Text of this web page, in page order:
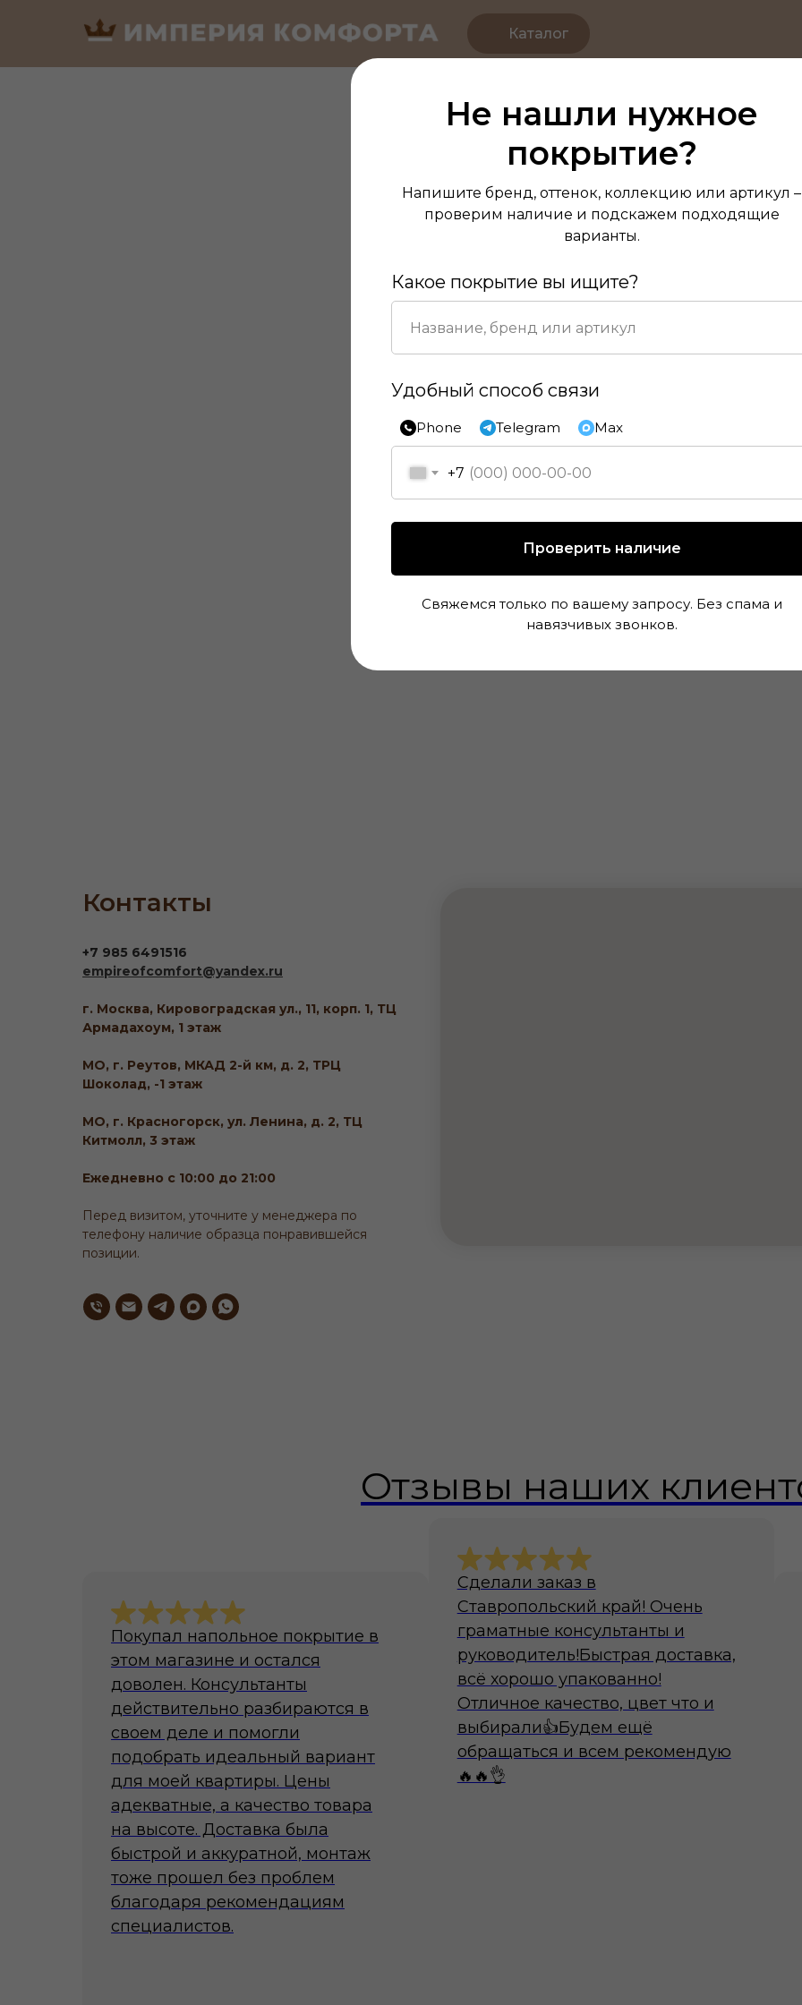
Каталог
Паркет Елка
Не нашли нужное
покрытие?
Напишите бренд, оттенок, коллекцию или артикул –
проверим наличие и подскажем подходящие
варианты.
Какое покрытие вы ищите?
Удобный способ связи
Phone Telegram Max
+7
Проверить наличие
Свяжемся только по вашему запросу. Без спама и
навязчивых звонков.
Контакты
+7 985 6491516
empireofcomfort@yandex.ru
г. Москва, Кировоградская ул., 11, корп. 1, ТЦ
Армадахоум, 1 этаж
МО, г. Реутов, МКАД 2-й км, д. 2, ТРЦ
Шоколад, -1 этаж
МО, г. Красногорск, ул. Ленина, д. 2, ТЦ
Китмолл, 3 этаж
Ежедневно с 10:00 до 21:00
Перед визитом, уточните у менеджера по
телефону наличие образца понравившейся
позиции.
Отзывы наших
Покупал напольное покрытие в
этом магазине и остался
доволен. Консультанты
действительно разбираются в
своем деле и помогли
подобрать идеальный вариант
для моей квартиры. Цены
адекватные, а качество товара
на высоте. Доставка была
быстрой и аккуратной, монтаж
тоже прошел без проблем
благодаря рекомендациям
специалистов.
Сделали заказ в
Ставропольский край! Очень
граматные консультанты и
руководитель!Быстрая доставка,
всё хорошо упакованно!
Отличное качество, цвет что и
выбирали👍Будем ещё
обращаться и всем рекомендую
🔥🔥👌